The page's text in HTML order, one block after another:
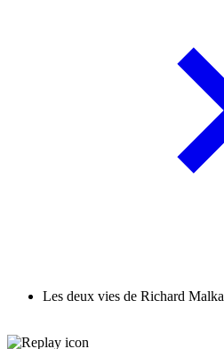
Les deux vies de Richard Malka